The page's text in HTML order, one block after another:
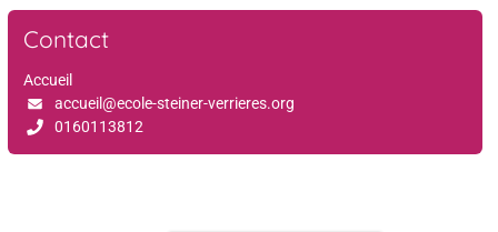
Contact
Accueil
accueil@ecole-steiner-verrieres.org
0160113812